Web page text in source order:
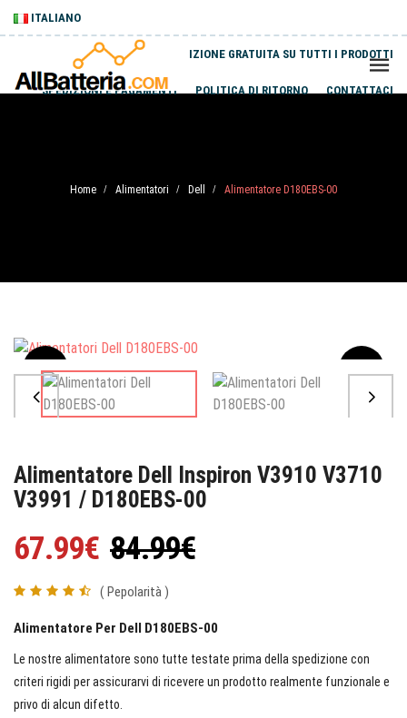
ITALIANO
SPEDIZIONE GRATUITA SU TUTTI I PRODOTTI
SPEDIZIONI E PAGAMENTI POLITICA DI RITORNO CONTATTACI
Home / Alimentatori / Dell / Alimentatore D180EBS-00
Sale
Alimentatore Dell Inspiron V3910 V3710
V3991 / D180EBS-00
67.99€ 84.99€
( Pepolarità )
Alimentatore Per Dell D180EBS-00
Le nostre alimentatore sono tutte testate prima della spedizione con
criteri rigidi per assicurarvi di ricevere un prodotto realmente funzionale e
privo di alcun difetto.